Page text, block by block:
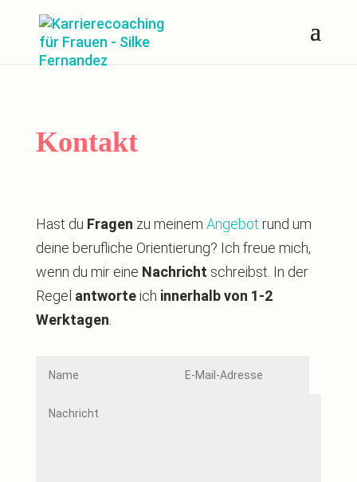
Kontakt
Hast du Fragen zu meinem Angebot rund um
deine berufliche Orientierung? Ich freue mich,
wenn du mir eine Nachricht schreibst. In der
Regel antworteich innerhalb von 1-2
Werktagen